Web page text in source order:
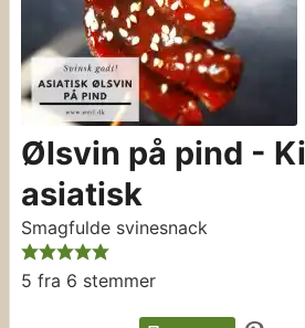
Ølsvin på pind -
asiatisk
Smagfulde svinesnack
5 fra 6 stemmer